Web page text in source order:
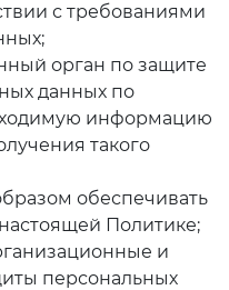
с требованиями
орган по защите
данных по
информацию
такого
обеспечивать
Политике;
и
персональных